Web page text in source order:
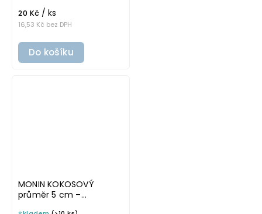
potravinové láhve
16,53 Kč bez DPH
20 Kč / ks
Do košíku
MONIN KOKOSOVÝ
průměr 5 cm –